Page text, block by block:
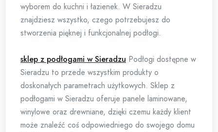
wyborem do kuchni i łazienek. W Sieradzu
znajdziesz wszystko, czego potrzebujesz do
stworzenia pięknej i funkcjonalnej podłogi.
sklep z podłogami w Sieradzu Podłogi dostępne w
Sieradzu to przede wszystkim produkty o
doskonałych parametrach użytkowych. Sklep z
podłogami w Sieradzu oferuje panele laminowane,
winylowe oraz drewniane, dzięki czemu każdy klient
może znaleźć coś odpowiedniego do swojego domu